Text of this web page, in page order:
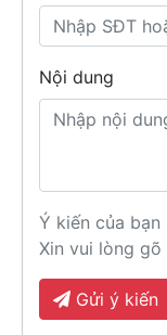
Nội dung
Ý kiến của
Xin vui lòng
Gửi ý kiến